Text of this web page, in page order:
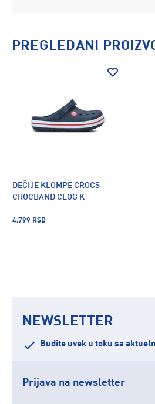
PREGLEDANI
DEČIJE KLOMPE CROCS
CROCBAND CLOG K
4.799 RSD
NEWSLETTER
Budite uvek u toku sa
Prijava na newsletter